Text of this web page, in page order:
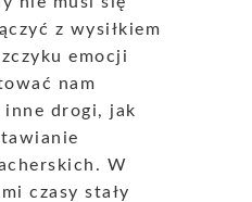
z wysiłkiem
emocji
nam
inne drogi, jak
W
czasy stały